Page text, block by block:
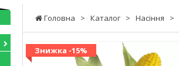
Головна > Каталог > Насіння >
Знижка -15%